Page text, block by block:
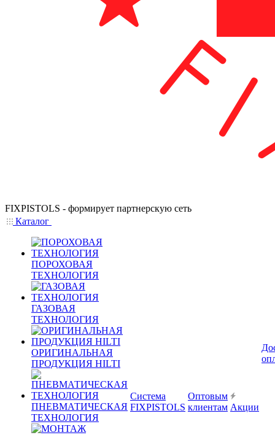
FIXPISTOLS - формирует партнерскую сеть
Каталог
ПОРОХОВАЯ
ТЕХНОЛОГИЯ
ГАЗОВАЯ
ТЕХНОЛОГИЯ
ОРИГИНАЛЬНАЯ
ПРОДУКЦИЯ HILTI
ПНЕВМАТИЧЕСКАЯ
ТЕХНОЛОГИЯ
Система
FIXPISTOLS
Оптовым
клиентам Акции